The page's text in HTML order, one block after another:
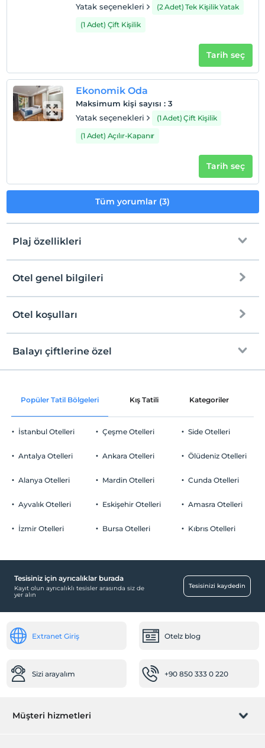
2 yaşına kadar olan bebekler ücretsizdir.
Yatak seçenekleri
(2 Adet) Tek Kişilik Yatak
(1 Adet) Çift Kişilik
Tarih seç
Ekonomik Oda
Maksimum kişi sayısı : 3
Yatak seçenekleri
(1 Adet) Çift Kişilik
(1 Adet) Açılır-Kapanır
Tarih seç
Tüm yorumlar (3)
Plaj özellikleri
Denize Sıfır
Otel genel bilgileri
Ücretsiz Wi-fi
Otopark (Tesis bünyesinde)
Engelli odası
Sağlık
Klima
Aile odaları
Çocuk
Otel koşulları
Check/in
En erken saat 14:00 ve sonrası
Check/out
Evcil Hayvan
Sigara
Çocuklar
Her bir oda için 11 yaşına kadar 1 çocuk ücretsizdir
Balayı çiftlerine özel
Oda süslemesi
Popüler Tatil Bölgeleri Kış Tatili Kategoriler
İstanbul Otelleri
Antalya Otelleri
Alanya Otelleri
Ayvalık Otelleri
İzmir Otelleri
Çeşme Otelleri
Ankara Otelleri
Mardin Otelleri
Eskişehir Otelleri
Bursa Otelleri
Side Otelleri
Ölüdeniz Otelleri
Cunda Otelleri
Amasra Otelleri
Kıbrıs Otelleri
Tesisiniz için ayrıcalıklar burada
Kayıt olun ayrıcalıklı tesisler arasında siz de
yer alın
Tesisinizi kaydedin
Extranet Giriş Otelz blog
Sizi arayalım +90 850 333 0 220
Müşteri hizmetleri